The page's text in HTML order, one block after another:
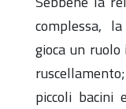
complessa, la
gioca un
piccoli bacini